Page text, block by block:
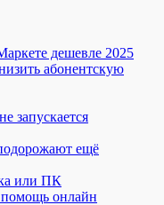
дешевле 2025
абонентскую
запускается
ещё
или ПК
помощь онлайн